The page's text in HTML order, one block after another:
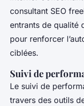
consultant SEO
entrants de qualité
pour renforcer
ciblées.
Suivi de
Le suivi de
travers des outils